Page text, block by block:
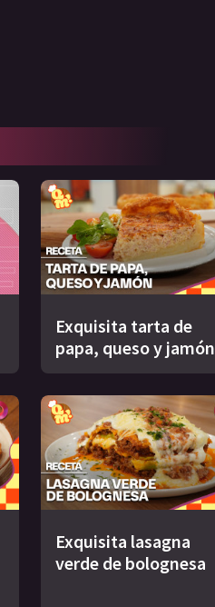
Exquisita tarta de
papa, queso y jamón
Exquisita lasagna
verde de bolognesa